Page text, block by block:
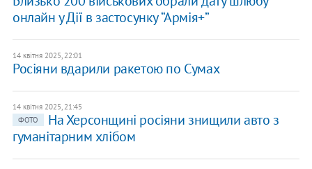
онлайн у Дії в застосунку “Армія+”
14 квітня 2025, 22:01
Росіяни вдарили ракетою по Сумах
14 квітня 2025, 21:45
ФОТО
На Херсонщині росіяни знищили авто з
гуманітарним хлібом